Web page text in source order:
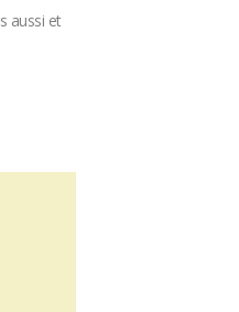
aussi et